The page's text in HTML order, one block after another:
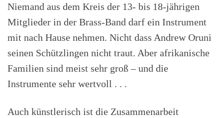
Niemand aus dem Kreis der 13- bis 18-jährigen
Mitglieder in der Brass-Band darf ein Instrument
mit nach Hause nehmen. Nicht dass Andrew Oruni
seinen Schützlingen nicht traut. Aber afrikanische
Familien sind meist sehr groß – und die
Instrumente sehr wertvoll . . .
Auch künstlerisch ist die Zusammenarbeit